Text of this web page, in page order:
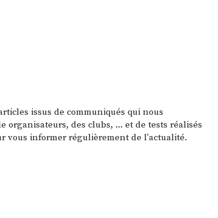
issus de communiqués qui nous
organisateurs, des clubs, ... et de tests réalisés
vous informer régulièrement de l'actualité.